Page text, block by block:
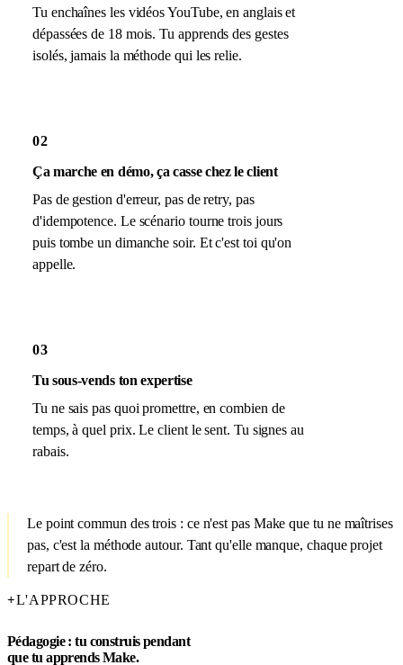
Tu enchaînes les vidéos YouTube, en anglais et
dépassées de 18 mois. Tu apprends des gestes
isolés, jamais la méthode qui les relie.
02
Ça marche en démo, ça casse chez le client
Pas de gestion d'erreur, pas de retry, pas
d'idempotence. Le scénario tourne trois jours
puis tombe un dimanche soir. Et c'est toi qu'on
appelle.
03
Tu sous-vends ton expertise
Tu ne sais pas quoi promettre, en combien de
temps, à quel prix. Le client le sent. Tu signes au
rabais.
Le point commun des trois : ce n'est pas Make que tu ne maîtrises
pas, c'est la méthode autour. Tant qu'elle manque, chaque projet
repart de zéro.
+L'APPROCHE
Pédagogie : tu construis pendant
que tu apprends Make.